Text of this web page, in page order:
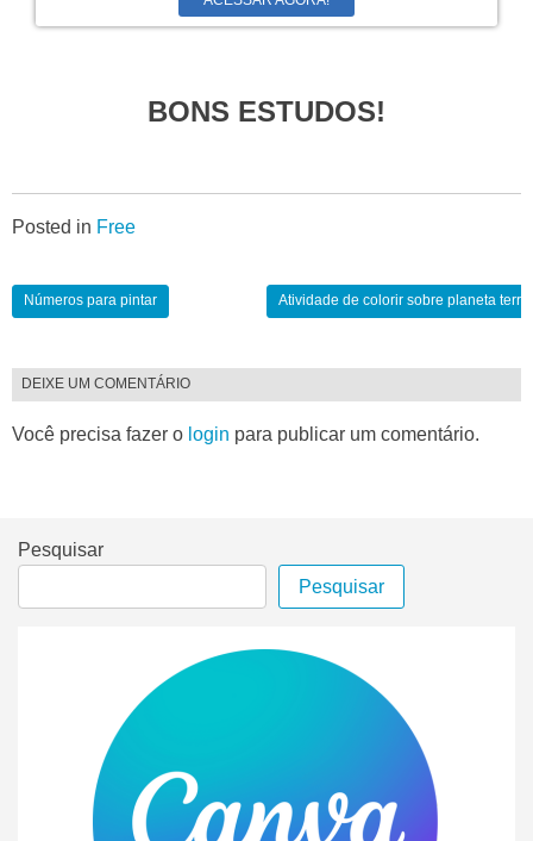
BONS ESTUDOS!
Posted in Free
Números para pintar Atividade de colorir sobre planeta terra
DEIXE UM COMENTÁRIO
Você precisa fazer o login para publicar um comentário.
Pesquisar
Pesquisar